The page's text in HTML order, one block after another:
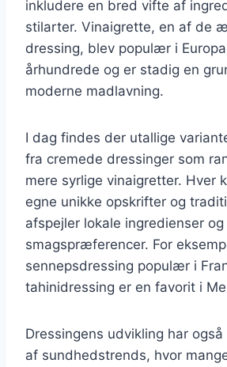
inkludere en bred vifte af
stilarter. Vinaigrette, en af de
dressing, blev populær i
århundrede og er stadig en
moderne madlavning.
I dag findes der utallige
fra cremede dressinger som
mere syrlige vinaigretter. Hver
egne unikke opskrifter og
afspejler lokale ingredienser og
smagspræferencer. For
sennepsdressing populær i
tahinidressing er en favorit i
Dressingens udvikling har
af sundhedstrends, hvor